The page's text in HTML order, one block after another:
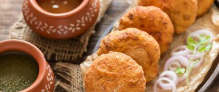
घर पर झटपट बनाएं स्वादिष्ट प्याज
की कचौड़ी, आसान है बनाने का
तरीका
अंजली Jan 02, 2021 06:45 am
क्या है खबर?